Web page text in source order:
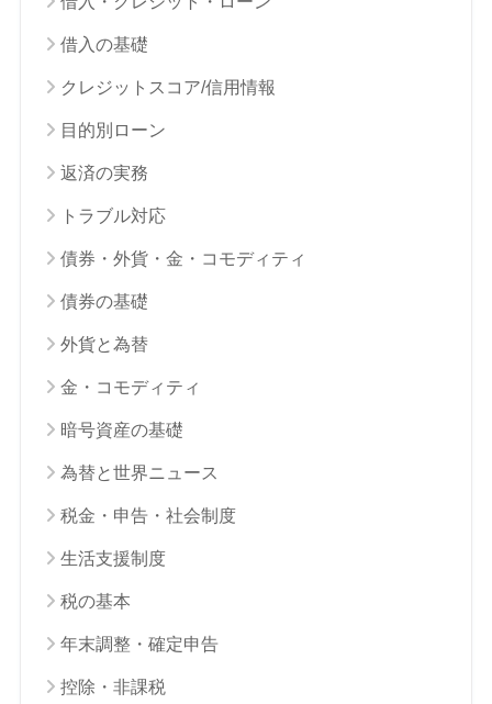
借入の基礎
クレジットスコア/信用情報
目的別ローン
返済の実務
トラブル対応
債券・外貨・金・コモディティ
債券の基礎
外貨と為替
金・コモディティ
暗号資産の基礎
為替と世界ニュース
税金・申告・社会制度
生活支援制度
税の基本
年末調整・確定申告
控除・非課税